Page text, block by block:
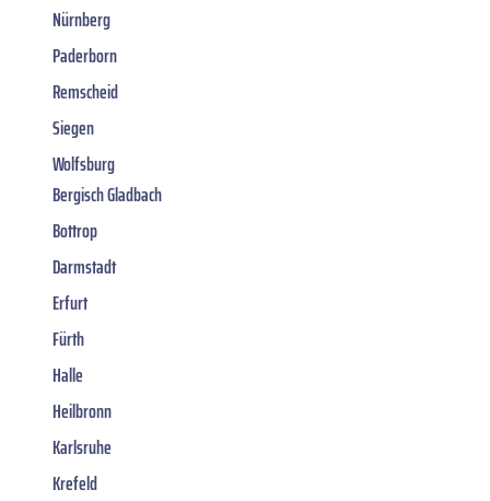
Nürnberg
Paderborn
Remscheid
Siegen
Wolfsburg
Bergisch Gladbach
Bottrop
Darmstadt
Erfurt
Fürth
Halle
Heilbronn
Karlsruhe
Krefeld